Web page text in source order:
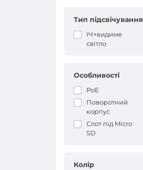
Тип підсвічування
ІЧ+видиме
світло
Особливості
PoE
Поворотний
корпус
Слот під Micro
SD
Колір